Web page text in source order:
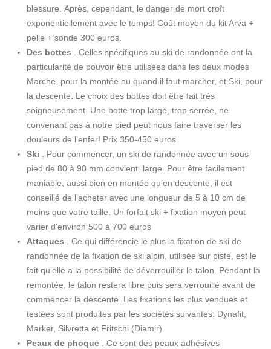
blessure. Après, cependant, le danger de mort croît
exponentiellement avec le temps! Coût moyen du kit Arva +
pelle + sonde 300 euros.
Des bottes
Celles spécifiques au ski de randonnée ont la
particularité de pouvoir être utilisées dans les deux modes
Marche, pour la montée ou quand il faut marcher, et Ski, pour
la descente. Le choix des bottes doit être fait très
soigneusement. Une botte trop large, trop serrée, ne
convenant pas à notre pied peut nous faire traverser les
douleurs de l’enfer! Prix ​​350-450 euros
Ski
Pour commencer, un ski de randonnée avec un sous-
pied de 80 à 90 mm convient. large. Pour être facilement
maniable, aussi bien en montée qu’en descente, il est
conseillé de l’acheter avec une longueur de 5 à 10 cm de
moins que votre taille. Un forfait ski + fixation moyen peut
varier d’environ 500 à 700 euros
Attaques
Ce qui différencie le plus la fixation de ski de
randonnée de la fixation de ski alpin, utilisée sur piste, est le
fait qu’elle a la possibilité de déverrouiller le talon. Pendant la
remontée, le talon restera libre puis sera verrouillé avant de
commencer la descente. Les fixations les plus vendues et
testées sont produites par les sociétés suivantes: Dynafit,
Marker, Silvretta et Fritschi (Diamir).
Peaux de phoque
Ce sont des peaux adhésives